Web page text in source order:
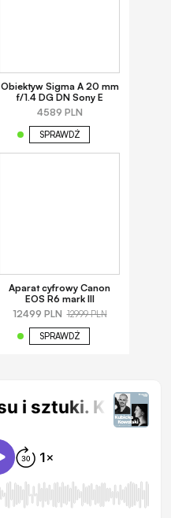
Obiektyw Sigma A 20 mm
f/1.4 DG DN Sony E
4589 PLN
SPRAWDŹ
Aparat cyfrowy Canon
EOS R6 mark III
12499 PLN 12999 PLN
SPRAWDŹ